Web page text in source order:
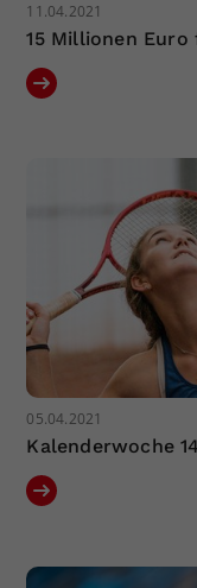
11.04.2021
15 Millionen Euro
05.04.2021
Kalenderwoche